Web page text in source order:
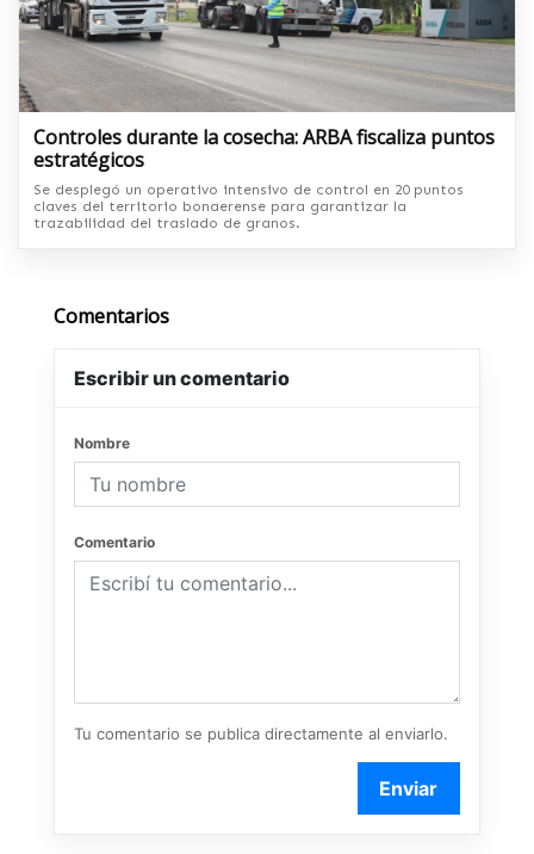
Controles durante la cosecha: ARBA fiscaliza puntos
estratégicos
Se desplegó un operativo intensivo de control en 20 puntos
claves del territorio bonaerense para garantizar la
trazabilidad del traslado de granos.
Comentarios
Escribir un comentario
Nombre
Comentario
Tu comentario se publica directamente al enviarlo.
Enviar